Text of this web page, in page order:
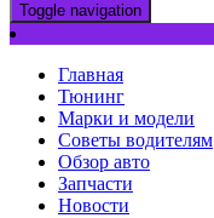
Toggle navigation
Главная
Тюнинг
Марки и модели
Советы водителям
Обзор авто
Запчасти
Новости